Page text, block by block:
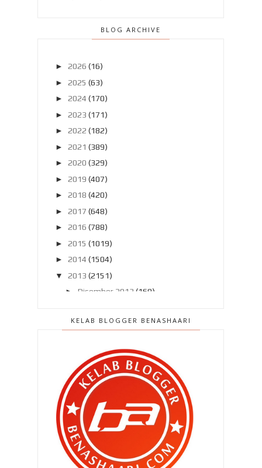
BLOG ARCHIVE
► 2026 (16)
► 2025 (63)
► 2024 (170)
► 2023 (171)
► 2022 (182)
► 2021 (389)
► 2020 (329)
► 2019 (407)
► 2018 (420)
► 2017 (648)
► 2016 (788)
► 2015 (1019)
► 2014 (1504)
▼
2013 (2151)
► Disember 2013 (169)
►Oktober 2013 (160)
Ogos 2013(182)
►Julai 2013(220)
►
Jun 2013
▼
Mei 2013
(186)
Demam Qhaliff ..
Badminton pulak ??
Jin mata satu kelip mata !
KELAB BLOGGER BENASHAARI